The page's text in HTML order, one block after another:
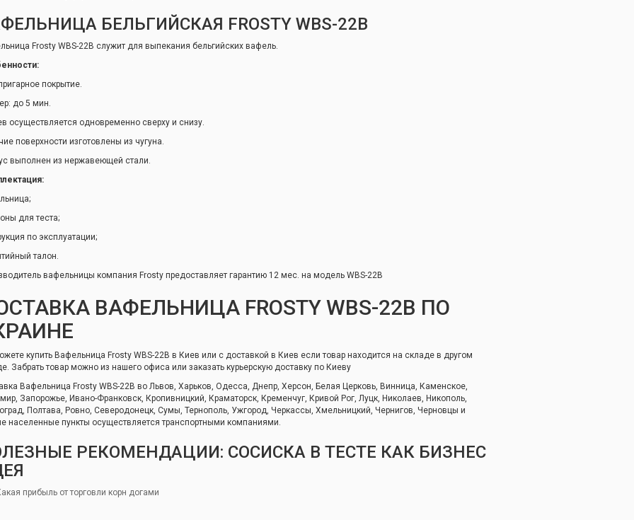
БЕЛЬГИЙСКАЯ FROSTY WBS-22B
Frosty WBS-22B служит для выпекания бельгийских вафель.
покрытие.
до 5 мин.
осуществляется одновременно сверху и снизу.
поверхности изготовлены из чугуна.
выполнен из нержавеющей стали.
для теста;
по эксплуатации;
талон.
вафельницы компания Frosty предоставляет гарантию 12 мес. на модель WBS-22B
ВАФЕЛЬНИЦА FROSTY WBS-22B ПО
купить Вафельница Frosty WBS-22B в Киев или с доставкой в Киев если товар находится на складе в другом
Забрать товар можно из нашего офиса или заказать курьерскую доставку по Киеву
Вафельница Frosty WBS-22B во Львов, Харьков, Одесса, Днепр, Херсон, Белая Церковь, Винница, Каменское,
Запорожье, Ивано-Франковск, Кропивницкий, Краматорск, Кременчуг, Кривой Рог, Луцк, Николаев, Никополь,
Полтава, Ровно, Северодонецк, Сумы, Тернополь, Ужгород, Черкассы, Хмельницкий, Чернигов, Черновцы и
населенные пункты осуществляется транспортными компаниями.
РЕКОМЕНДАЦИИ: СОСИСКА В ТЕСТЕ КАК БИЗНЕС
прибыль от торговли корн догами